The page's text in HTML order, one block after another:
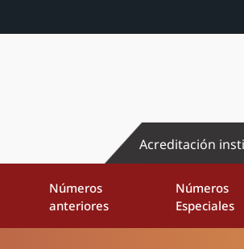
Acreditación
Números
anteriores
Números
Especiales